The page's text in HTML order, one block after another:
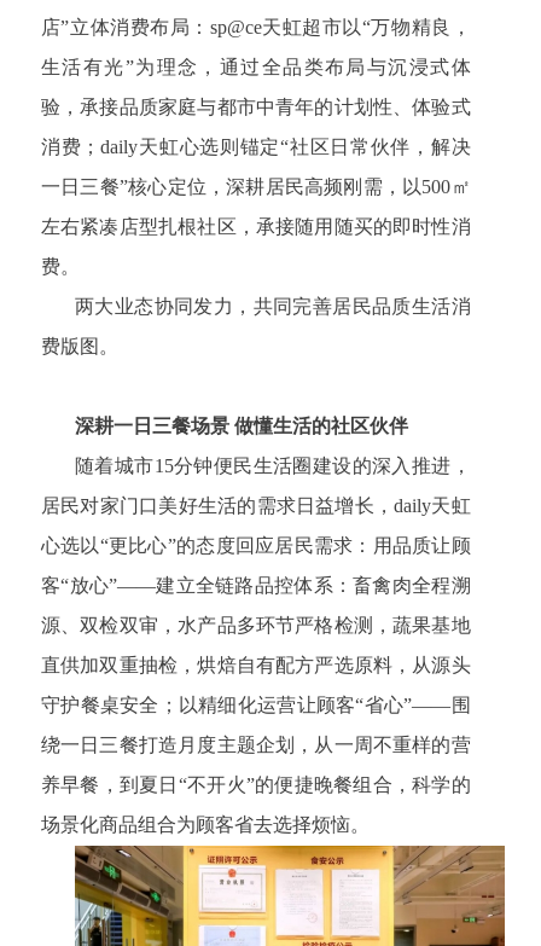
店”立体消费布局：sp@ce天虹超市以“万物精良，
生活有光”为理念，通过全品类布局与沉浸式体
验，承接品质家庭与都市中青年的计划性、体验式
消费；daily天虹心选则锚定“社区日常伙伴，解决
一日三餐”核心定位，深耕居民高频刚需，以500㎡
左右紧凑店型扎根社区，承接随用随买的即时性消
费。
两大业态协同发力，共同完善居民品质生活消
费版图。
深耕一日三餐场景 做懂生活的社区伙伴
随着城市15分钟便民生活圈建设的深入推进，
居民对家门口美好生活的需求日益增长，daily天虹
心选以“更比心”的态度回应居民需求：用品质让顾
客“放心”——建立全链路品控体系：畜禽肉全程溯
源、双检双审，水产品多环节严格检测，蔬果基地
直供加双重抽检，烘焙自有配方严选原料，从源头
守护餐桌安全；以精细化运营让顾客“省心”——围
绕一日三餐打造月度主题企划，从一周不重样的营
养早餐，到夏日“不开火”的便捷晚餐组合，科学的
场景化商品组合为顾客省去选择烦恼。